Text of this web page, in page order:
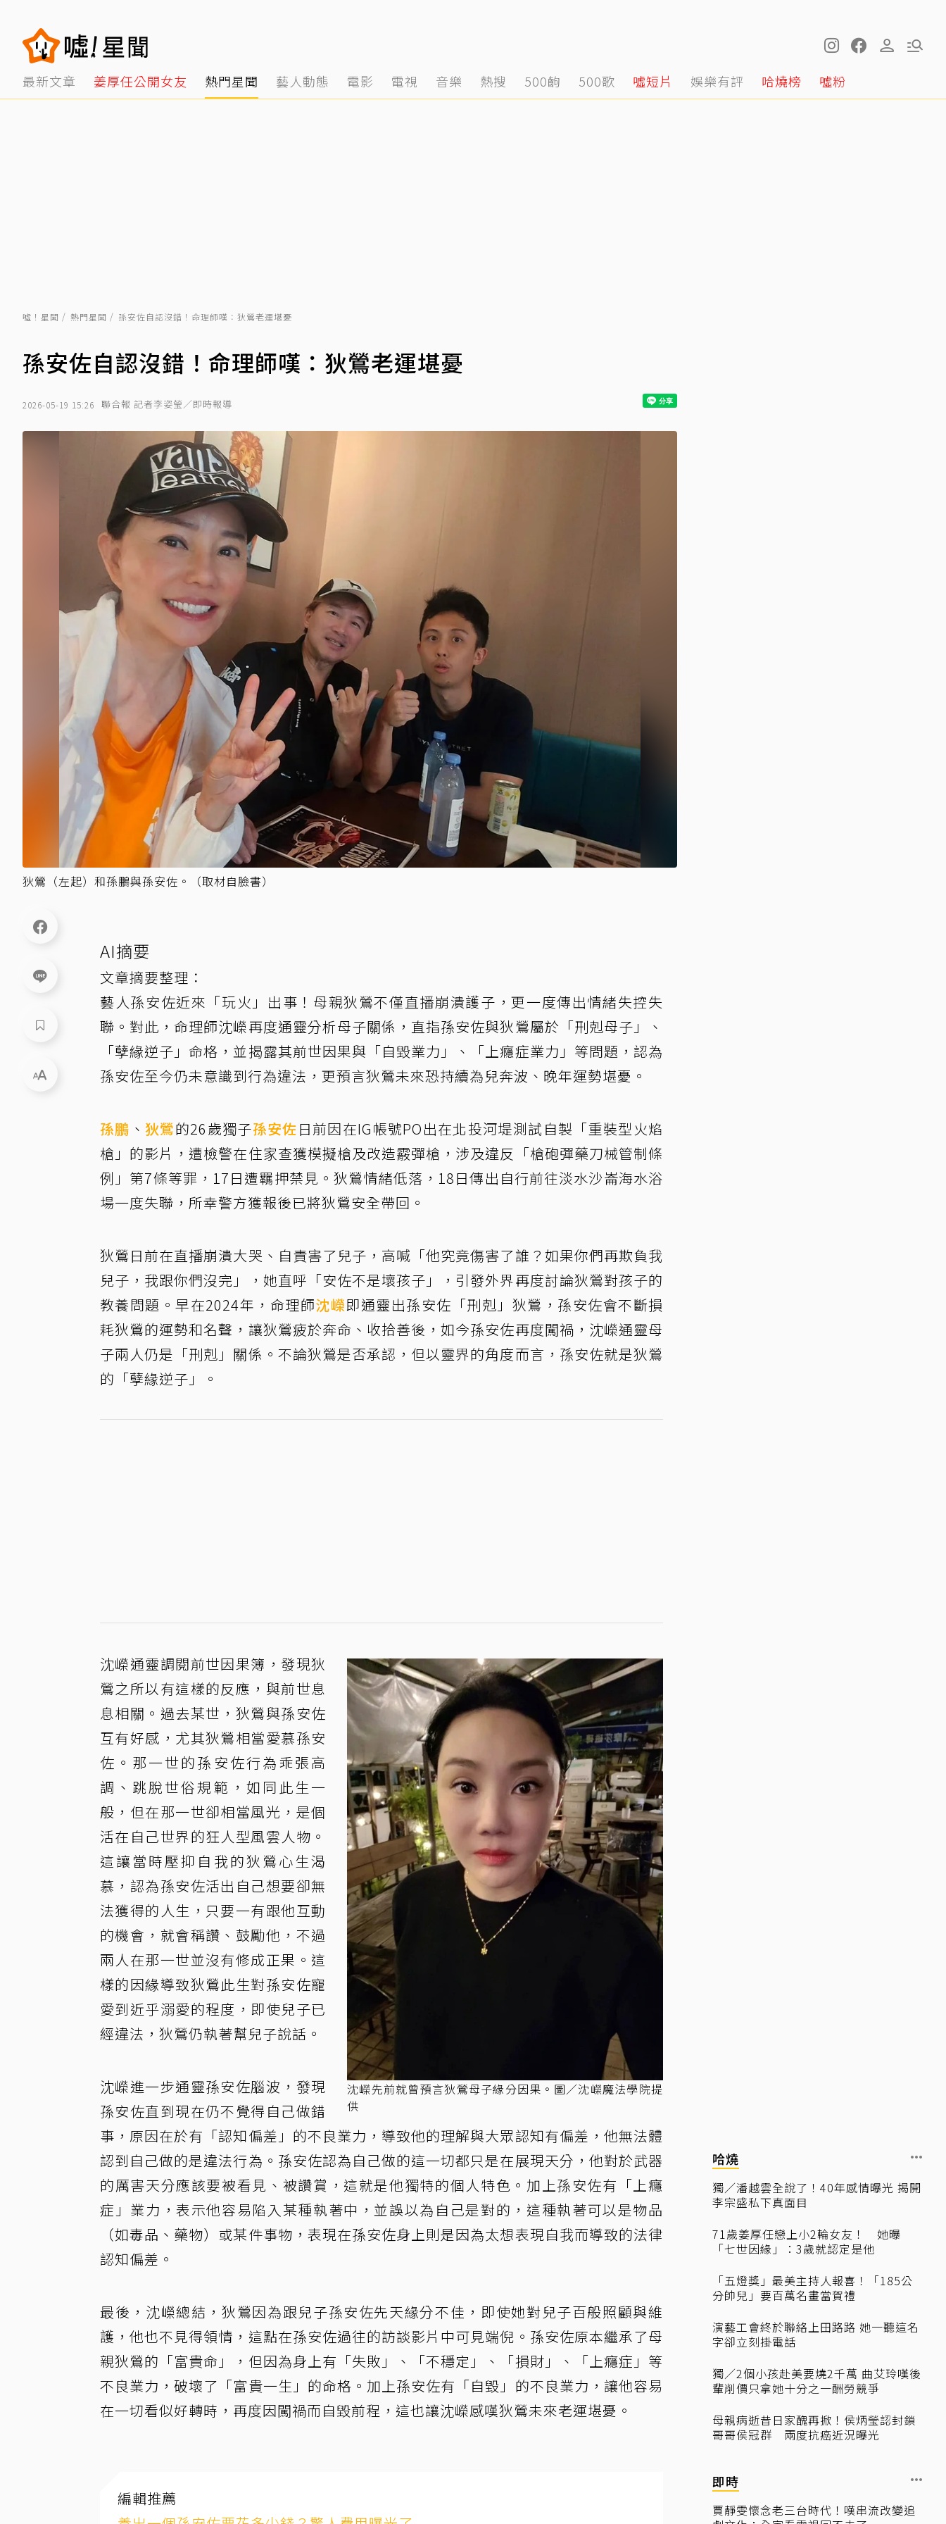
最新文章 姜厚任公開女友 熱門星聞 藝人動態 電影 電視 音樂 熱搜 500齣 500歌 噓短片 娛樂有評 哈燒榜 噓粉
噓！星聞 熱門星聞 孫安佐自認沒錯！命理師嘆：狄鶯老運堪憂
孫安佐自認沒錯！命理師嘆：狄鶯老運堪憂
2026-05-19 15:26 聯合報 記者李姿瑩／即時報導
狄鶯（左起）和孫鵬與孫安佐。（取材自臉書）
AI摘要
文章摘要整理：
藝人孫安佐近來「玩火」出事！母親狄鶯不僅直播崩潰護子，更一度傳出情緒失控失
聯。對此，命理師沈嶸再度通靈分析母子關係，直指孫安佐與狄鶯屬於「刑剋母子」、
「孽緣逆子」命格，並揭露其前世因果與「自毀業力」、「上癮症業力」等問題，認為
孫安佐至今仍未意識到行為違法，更預言狄鶯未來恐持續為兒奔波、晚年運勢堪憂。
孫鵬 、 狄鶯的26歲獨子孫安佐日前因在IG帳號PO出在北投河堤測試自製「重裝型火焰
槍」的影片，遭檢警在住家查獲模擬槍及改造霰彈槍，涉及違反「槍砲彈藥刀械管制條
例」第7條等罪，17日遭羈押禁見。狄鶯情緒低落，18日傳出自行前往淡水沙崙海水浴
場一度失聯，所幸警方獲報後已將狄鶯安全帶回。
狄鶯日前在直播崩潰大哭、自責害了兒子，高喊「他究竟傷害了誰？如果你們再欺負我
兒子，我跟你們沒完」，她直呼「安佐不是壞孩子」，引發外界再度討論狄鶯對孩子的
教養問題。早在2024年，命理師沈嶸即通靈出孫安佐「刑剋」狄鶯，孫安佐會不斷損
耗狄鶯的運勢和名聲，讓狄鶯疲於奔命、收拾善後，如今孫安佐再度闖禍，沈嶸通靈母
子兩人仍是「刑剋」關係。不論狄鶯是否承認，但以靈界的角度而言，孫安佐就是狄鶯
的「孽緣逆子」。
沈嶸先前就曾預言狄鶯母子緣分因果。圖／沈嶸魔法學院提
供
沈嶸通靈調閱前世因果簿，發現狄
鶯之所以有這樣的反應，與前世息
息相關。過去某世，狄鶯與孫安佐
互有好感，尤其狄鶯相當愛慕孫安
佐。那一世的孫安佐行為乖張高
調、跳脫世俗規範，如同此生一
般，但在那一世卻相當風光，是個
活在自己世界的狂人型風雲人物。
這讓當時壓抑自我的狄鶯心生渴
慕，認為孫安佐活出自己想要卻無
法獲得的人生，只要一有跟他互動
的機會，就會稱讚、鼓勵他，不過
兩人在那一世並沒有修成正果。這
樣的因緣導致狄鶯此生對孫安佐寵
愛到近乎溺愛的程度，即使兒子已
經違法，狄鶯仍執著幫兒子說話。
沈嶸進一步通靈孫安佐腦波，發現
孫安佐直到現在仍不覺得自己做錯
事，原因在於有「認知偏差」的不良業力，導致他的理解與大眾認知有偏差，他無法體
認到自己做的是違法行為。孫安佐認為自己做的這一切都只是在展現天分，他對於武器
的厲害天分應該要被看見、被讚賞，這就是他獨特的個人特色。加上孫安佐有「上癮
症」業力，表示他容易陷入某種執著中，並誤以為自己是對的，這種執著可以是物品
（如毒品、藥物）或某件事物，表現在孫安佐身上則是因為太想表現自我而導致的法律
認知偏差。
最後，沈嶸總結，狄鶯因為跟兒子孫安佐先天緣分不佳，即使她對兒子百般照顧與維
護，他也不見得領情，這點在孫安佐過往的訪談影片中可見端倪。孫安佐原本繼承了母
親狄鶯的「富貴命」，但因為身上有「失敗」、「不穩定」、「損財」、「上癮症」等
不良業力，破壞了「富貴一生」的命格。加上孫安佐有「自毀」的不良業力，讓他容易
在一切看似好轉時，再度因闖禍而自毀前程，這也讓沈嶸感嘆狄鶯未來老運堪憂。
編輯推薦
哈燒
獨／潘越雲全說了！40年感情曝光 揭開
李宗盛私下真面目
71歲姜厚任戀上小2輪女友！ 她曝
「七世因緣」：3歲就認定是他
「五燈獎」最美主持人報喜！「185公
分帥兒」要百萬名畫當賀禮
演藝工會終於聯絡上田路路 她一聽這名
字卻立刻掛電話
獨／2個小孩赴美要燒2千萬 曲艾玲嘆後
輩削價只拿她十分之一酬勞競爭
母親病逝昔日家醜再掀！侯炳瑩認封鎖
哥哥侯冠群 兩度抗癌近況曝光
即時
賈靜雯懷念老三台時代！嘆串流改變追